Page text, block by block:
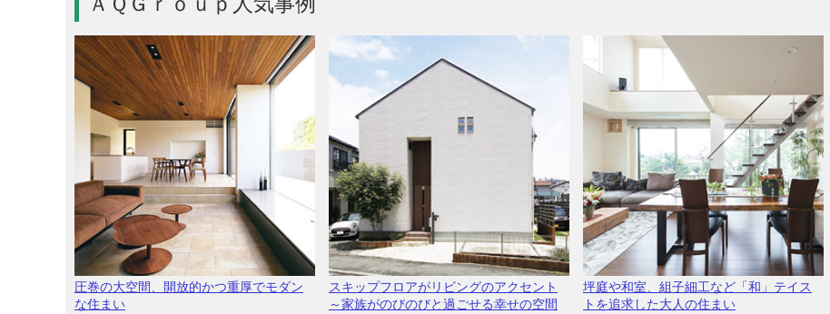
圧巻の大空間、開放的かつ重厚でモダン
な住まい
スキップフロアがリビングのアクセント
～家族がのびのびと過ごせる幸せの空間
坪庭や和室、組子細工など「和」テイス
トを追求した大人の住まい